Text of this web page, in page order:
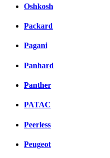
Oshkosh
Packard
Pagani
Panhard
Panther
PATAC
Peerless
Peugeot